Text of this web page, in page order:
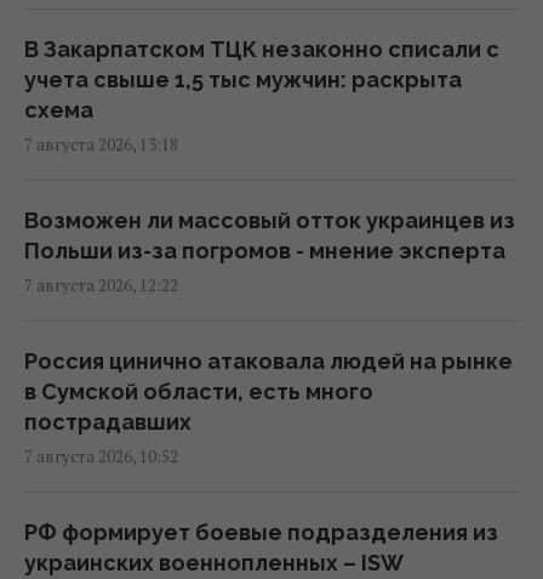
10:59 пятница, 07 августа 2026
Угроза – баллистика: можно ли уничтожить
пусковые установки россиян
Дроны поразили склад Wildberries в
Екатеринбурге за 2000 км от границы
09:11 пятница, 07 августа 2026
Россия использует украинских
военнопленных для формирования боевых
08:24 пятница, 07 августа 2026
В Закарпатском ТЦК незаконно списали с
учета свыше 1,5 тыс мужчин: раскрыта
схема
7 августа 2026, 13:18
Возможен ли массовый отток украинцев из
Польши из-за погромов - мнение эксперта
7 августа 2026, 12:22
Россия цинично атаковала людей на рынке
в Сумской области, есть много
пострадавших
7 августа 2026, 10:52
РФ формирует боевые подразделения из
украинских военнопленных – ISW